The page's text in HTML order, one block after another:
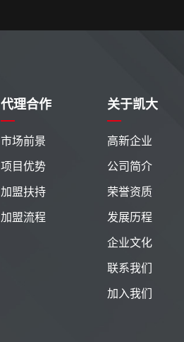
代理合作
市场前景
项目优势
加盟扶持
加盟流程
关于凯大
高新企业
公司简介
荣誉资质
发展历程
企业文化
联系我们
加入我们